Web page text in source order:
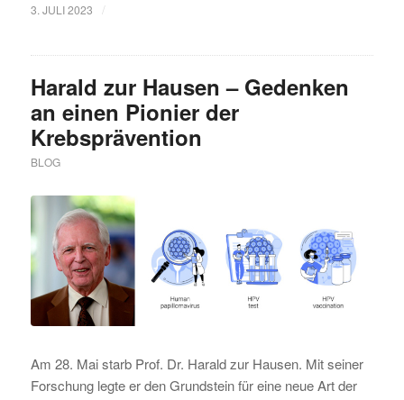
3. JULI 2023 /
Harald zur Hausen – Gedenken
an einen Pionier der
Krebsprävention
BLOG
Am 28. Mai starb Prof. Dr. Harald zur Hausen. Mit seiner
Forschung legte er den Grundstein für eine neue Art der